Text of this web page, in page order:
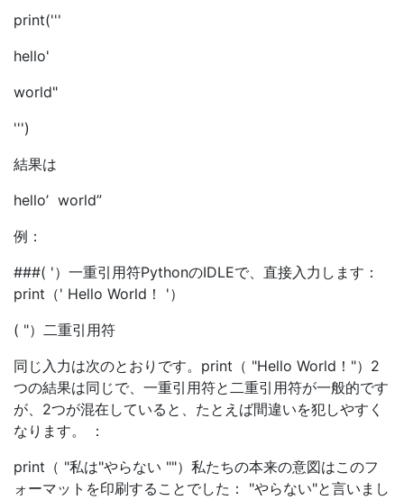
print('''
hello'
world"
''')
結果は
hello’ world”
例：
###( '）一重引用符PythonのIDLEで、直接入力します：
print（' Hello World！ '）
( "）二重引用符
同じ入力は次のとおりです。print（ "Hello World！"）2
つの結果は同じで、一重引用符と二重引用符が一般的です
が、2つが混在していると、たとえば間違いを犯しやすく
なります。 ：
print（ "私は"やらない ""）私たちの本来の意図はこのフ
ォーマットを印刷することでした： "やらない"と言いまし